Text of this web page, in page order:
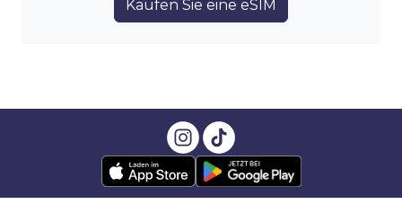
Kaufen Sie eine eSIM